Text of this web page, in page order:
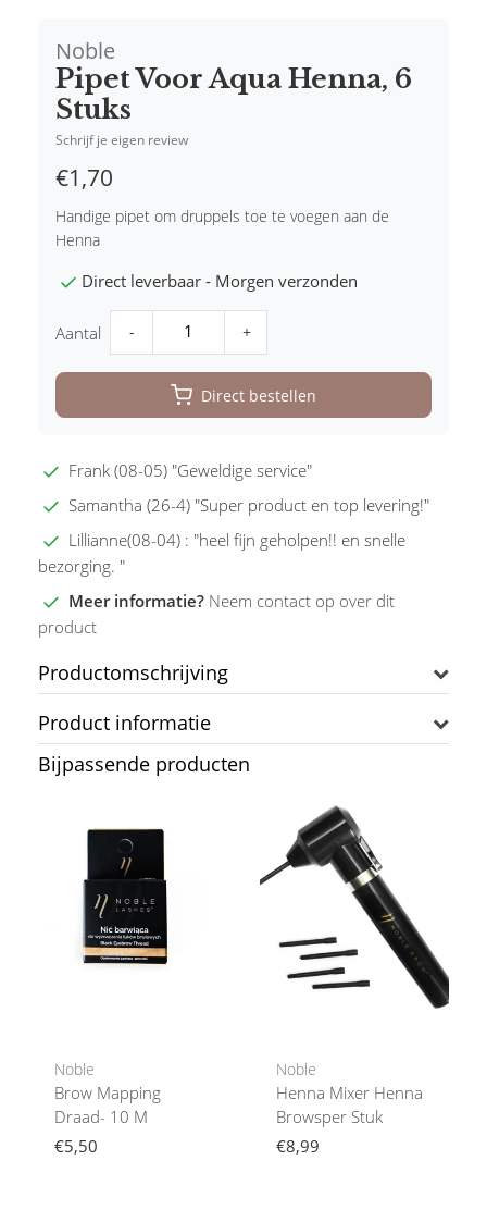
Noble
Pipet Voor Aqua Henna, 6
Stuks
Schrijf je eigen review
€1,70
Handige pipet om druppels toe te voegen aan de
Henna
Direct leverbaar - Morgen verzonden
Aantal - +
Direct bestellen
Frank (08-05) "Geweldige service"
Samantha (26-4) "Super product en top levering!"
Lillianne(08-04) : "heel fijn geholpen!! en snelle
bezorging. "
Meer informatie? Neem contact op over dit
product
Productomschrijving
Product informatie
Bijpassende producten
Noble
Brow Mapping
Draad- 10 M
€5,50
Noble
Henna Mixer Henna
Browsper Stuk
€8,99